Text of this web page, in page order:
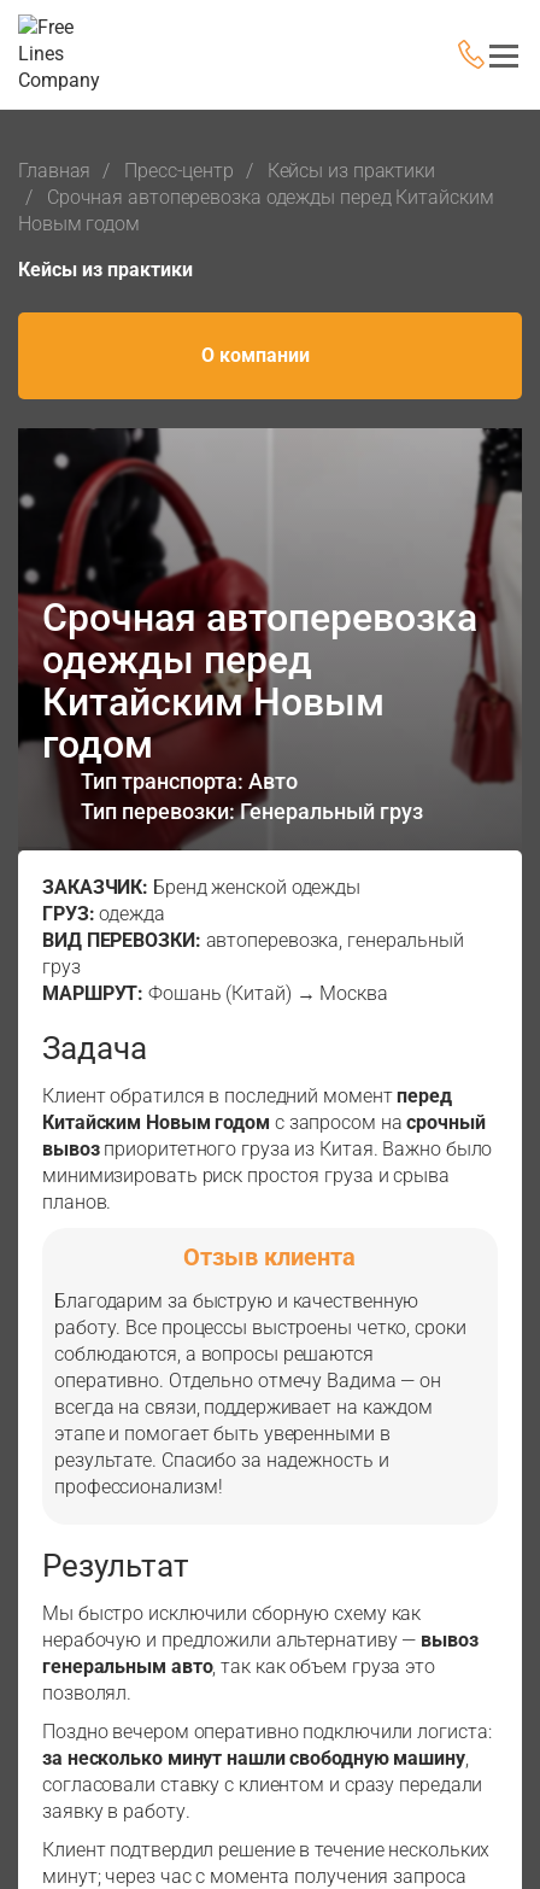
Главная Пресс-центр
Кейсы из практики
Срочная автоперевозка одежды перед Китайским
Новым годом
Кейсы из практики
О компании
Срочная автоперевозка
одежды перед
Китайским Новым
годом
Тип транспорта: Авто
Тип перевозки: Генеральный груз
ЗАКАЗЧИК: Бренд женской одежды
ГРУЗ: одежда
ВИД ПЕРЕВОЗКИ: автоперевозка, генеральный
груз
МАРШРУТ: Фошань (Китай) → Москва
Задача
Клиент обратился в последний моментперед
Китайским Новым годом с запросом насрочный
вывозприоритетного груза из Китая. Важно было
минимизировать риск простоя груза и срыва
планов.
Отзыв клиента
Благодарим за быструю и качественную
работу. Все процессы выстроены четко, сроки
соблюдаются, а вопросы решаются
оперативно. Отдельно отмечу Вадима — он
всегда на связи, поддерживает на каждом
этапе и помогает быть уверенными в
результате. Спасибо за надежность и
профессионализм!
Результат
Мы быстро исключили сборную схему как
нерабочую и предложили альтернативу — вывоз
генеральным авто, так как объем груза это
позволял.
Поздно вечером оперативно подключили логиста:
за несколько минут нашли свободную машину,
согласовали ставку с клиентом и сразу передали
заявку в работу.
Клиент подтвердил решение в течение нескольких
минут; через час с момента получения запроса